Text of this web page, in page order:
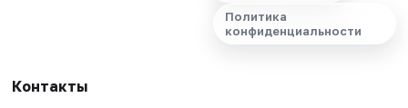
Политика
конфиденциальности
Контакты